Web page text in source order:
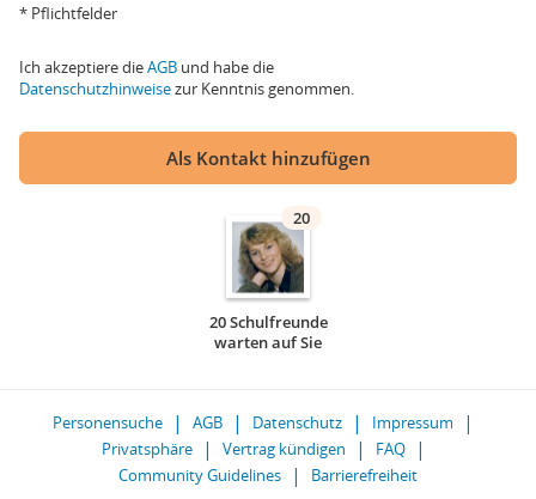
* Pflichtfelder
Ich akzeptiere dieAGB und habe die
Datenschutzhinweisezur Kenntnis genommen.
Als Kontakt hinzufügen
20
20 Schulfreunde
warten auf Sie
Personensuche AGB Datenschutz
Impressum
Privatsphäre
Vertrag kündigen
FAQ
Community Guidelines
Barrierefreiheit